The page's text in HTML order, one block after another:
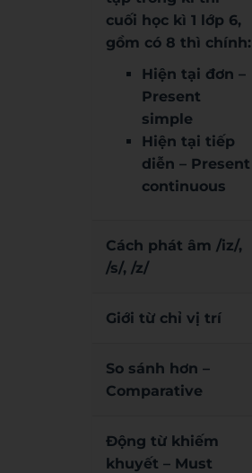
cuối học kì 1 lớp 6,
gồm có 8 thì chính:
Hiện tại đơn –
Present
simple
Hiện tại tiếp
diễn – Present
continuous
Cách phát âm /iz/,
/s/, /z/
Giới từ chỉ vị trí
So sánh hơn –
Comparative
Động từ khiếm
khuyết – Must